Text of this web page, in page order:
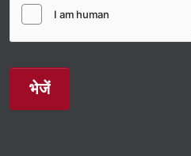
भेजें